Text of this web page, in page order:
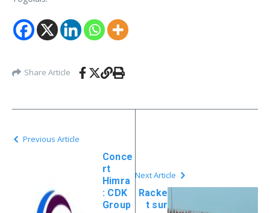
Share Article
Previous Article
Conce
rt
Himra
: CDK
Group
Next Article
Racke
t sur